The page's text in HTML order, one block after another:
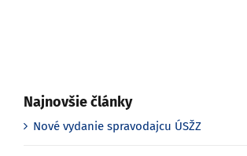
Najnovšie články
Nové vydanie spravodajcu ÚSŽZ